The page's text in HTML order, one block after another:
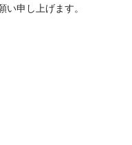
申し上げます。